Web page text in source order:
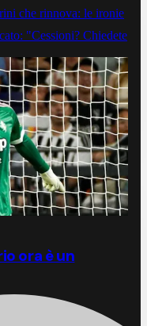
che rinnova: le ironie
"Cessioni? Chiedete
ora è un